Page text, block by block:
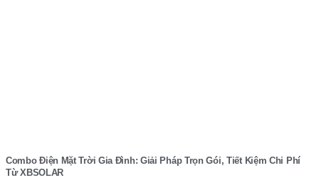
Combo Điện Mặt Trời Gia Đình: Giải Pháp Trọn Gói, Tiết Kiệm Chi Phí
Từ XBSOLAR